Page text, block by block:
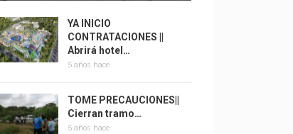
YA INICIO
CONTRATACIONES ||
Abrirá hotel…
5 años hace
TOME PRECAUCIONES||
Cierran tramo…
5 años hace